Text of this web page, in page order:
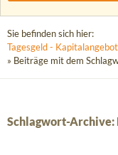
Sie befinden sich hier:
Tagesgeld -
» Beiträge mit dem
Schlagwort-Archive: